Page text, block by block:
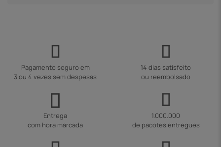
Pagamento seguro em
3 ou 4 vezes sem despesas
14 dias satisfeito
ou reembolsado
Entrega
com hora marcada
1.000.000
de pacotes entregues